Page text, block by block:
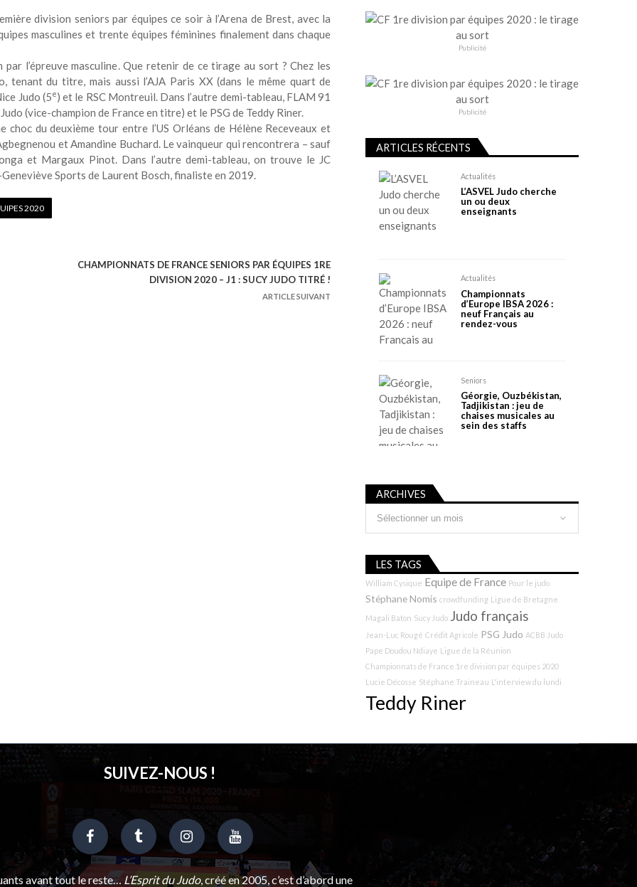
division seniors par équipes ce soir à l’Arena de Brest, avec la
masculines et trente équipes féminines finalement dans chaque
l’épreuve masculine. Que retenir de ce tirage au sort ? Chez les
tenant du titre, mais aussi l’AJA Paris XX (dans le même quart de
Judo (5e) et le RSC Montreuil. Dans l’autre demi-tableau, FLAM 91
(vice-champion de France en titre) et le PSG de Teddy Riner.
choc du deuxième tour entre l’US Orléans de Hélène Receveaux et
et Amandine Buchard. Le vainqueur qui rencontrera – sauf
et Margaux Pinot. Dans l’autre demi-tableau, on trouve le JC
Sports de Laurent Bosch, finaliste en 2019.
2020
CHAMPIONNATS DE FRANCE SENIORS PAR ÉQUIPES 1RE
DIVISION 2020 – J1 : SUCY JUDO TITRÉ !
ARTICLE SUIVANT
Publicité
Publicité
ARTICLES RÉCENTS
Actualités
L’ASVEL Judo cherche
un ou deux
enseignants
Actualités
Championnats
d’Europe IBSA 2026 :
neuf Français au
rendez-vous
Seniors
Géorgie, Ouzbékistan,
Tadjikistan : jeu de
chaises musicales au
sein des staffs
ARCHIVES
LES TAGS
William Cysique Equipe de France Pour le judo
Stéphane Nomis crowdfunding Ligue de Bretagne
Magali Baton Sucy Judo Judo français
Jean-Luc Rougé Crédit Agricole PSG Judo ACBB Judo
Pape Doudou Ndiaye Ligue de la Réunion
Championnats de France 1re division par équipes 2020
Lucie Décosse Stéphane Traineau L'interview du lundi
Teddy Riner
SUIVEZ-NOUS !
avant tout le reste… L’Esprit du Judo, créé en 2005, c’est d’abord une